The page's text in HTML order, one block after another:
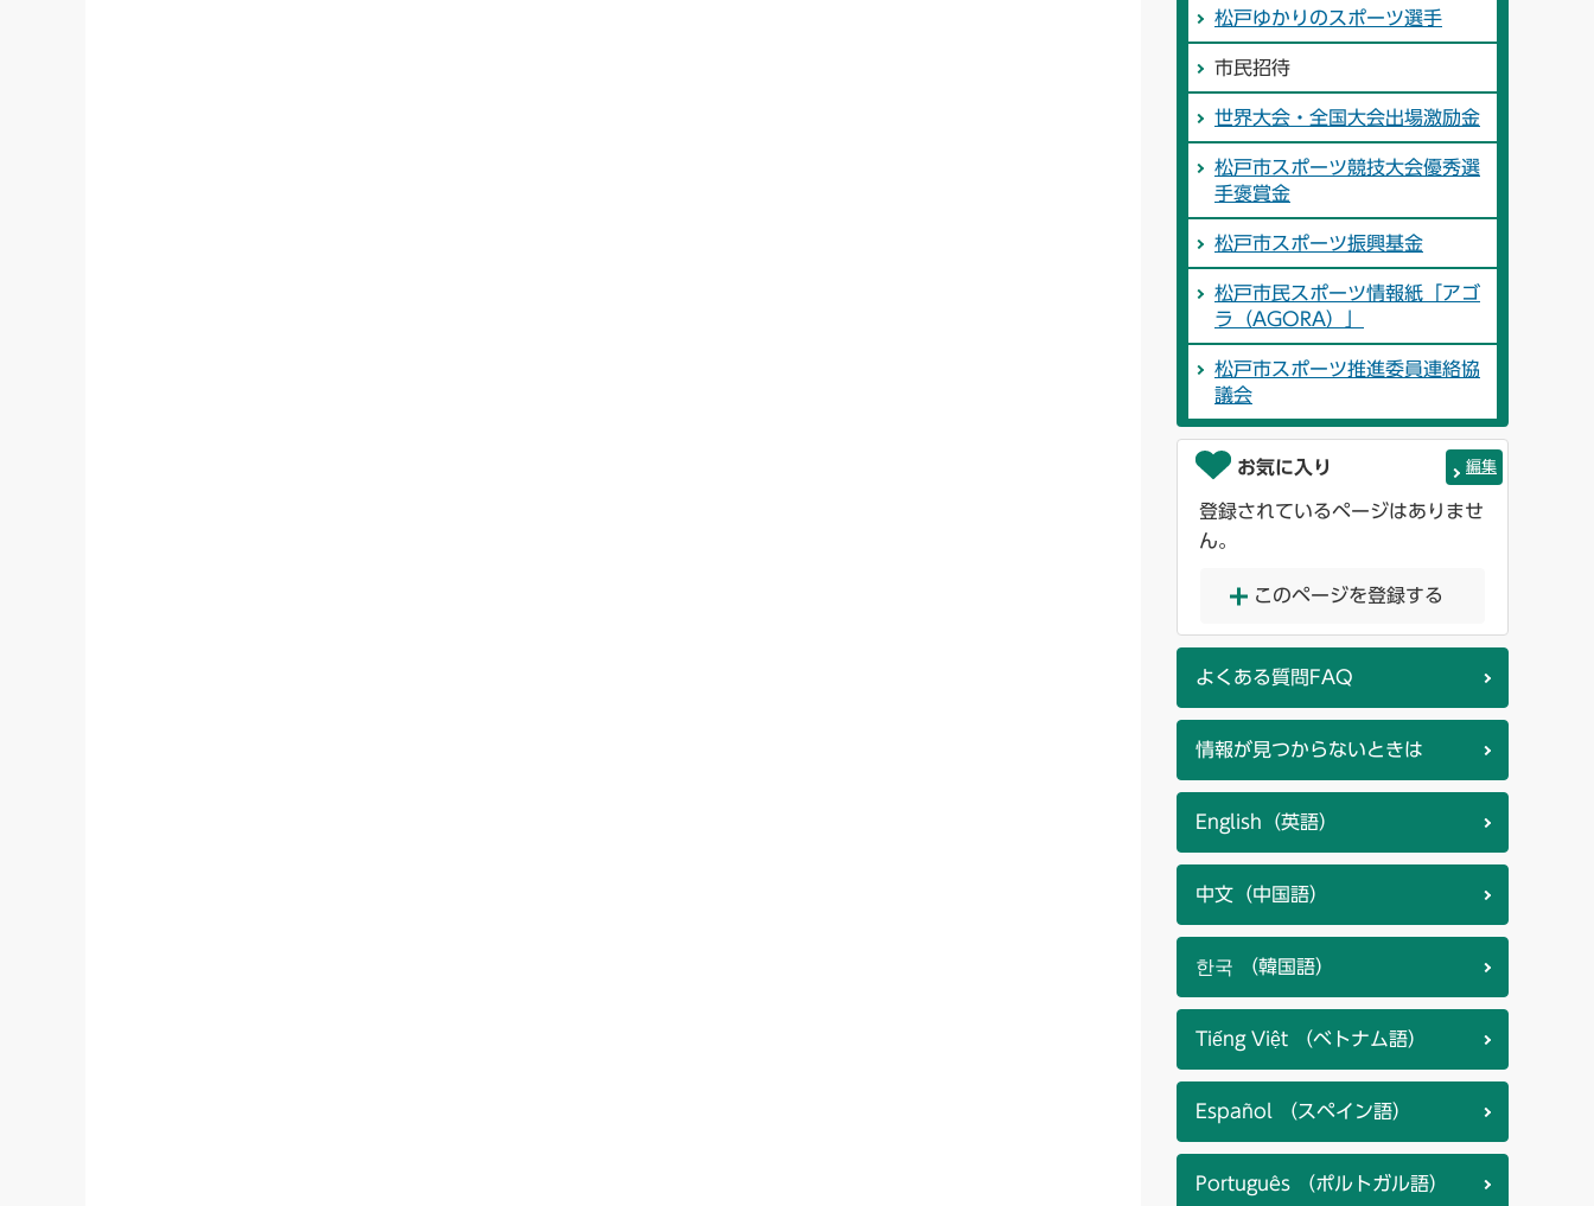
松戸ゆかりのスポーツ選手
市民招待
世界大会・全国大会出場激励金
松戸市スポーツ競技大会優秀選
手褒賞金
松戸市スポーツ振興基金
松戸市民スポーツ情報紙「アゴ
ラ（AGORA）」
松戸市スポーツ推進委員連絡協
議会
お気に入り 編集
登録されているページはありませ
ん。
このページを登録する
よくある質問FAQ
情報が見つからないときは
English（英語）
中文（中国語）
한국 （韓国語）
Tiếng Việt （ベトナム語）
Español （スペイン語）
Português （ポルトガル語）